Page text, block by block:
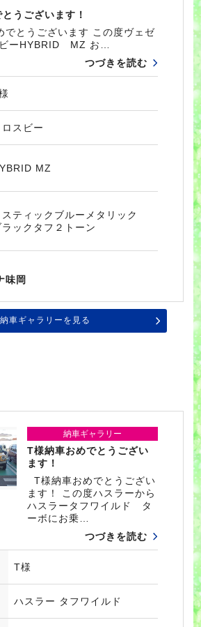
うございます！
とうございます この度ヴェゼ
ーHYBRID MZ お…
つづきを読む
ロスビー
MZ
スティックブルーメタリック
ラックタフ２トーン
味岡
納車ギャラリーを見る
納車ギャラリー
T様納車おめでとうござい
ます！
T様納車おめでとうござい
ます！ この度ハスラーから
ハスラータフワイルド タ
ーボにお乗…
つづきを読む
T様
ハスラー タフワイルド